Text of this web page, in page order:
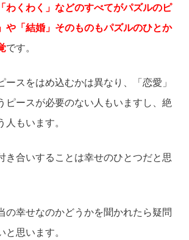
わくわく」などのすべてがパズルのピ
や「結婚」そのものもパズルのひとか
です。
ースをはめ込むかは異なり、「恋愛」
ピースが必要のない人もいますし、絶
もいます。
き合いすることは幸せのひとつだと思
の幸せなのかどうかを聞かれたら疑問
思います。